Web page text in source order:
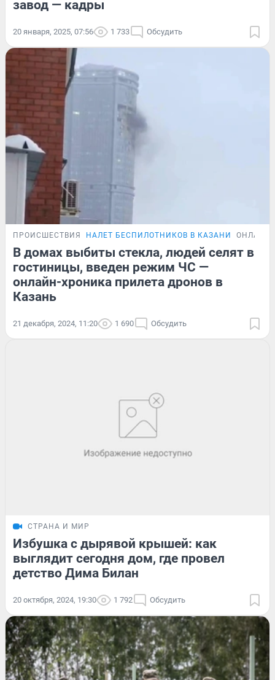
завод — кадры
20 января, 2025, 07:56 1 733 Обсудить
ПРОИСШЕСТВИЯ НАЛЕТ БЕСПИЛОТНИКОВ В КАЗАНИ
В домах выбиты стекла, людей селят в
гостиницы, введен режим ЧС —
онлайн-хроника прилета дронов в
Казань
21 декабря, 2024, 11:20 1 690 Обсудить
СТРАНА И МИР
Избушка с дырявой крышей: как
выглядит сегодня дом, где провел
детство Дима Билан
20 октября, 2024, 19:30 1 792 Обсудить